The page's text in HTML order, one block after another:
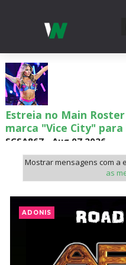
Estreia no Main
marca "Vice City" para
SCSA867- Aug 07 2026
Recomeço na AEW:
Jon Moxley salvou a
junto dos fãs
Mostrar mensagens com a
as
ADONIS